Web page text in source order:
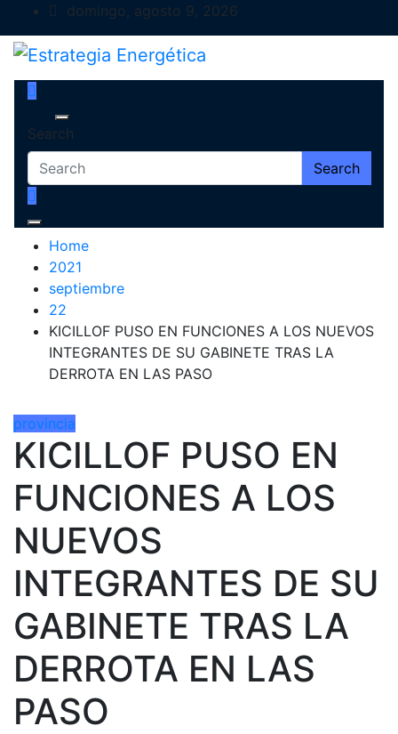
to
content
domingo, agosto 9, 2026
Estrategia Energética
Magazine de Debate
Search
Search
Home
2021
septiembre
22
KICILLOF PUSO EN FUNCIONES A LOS NUEVOS
INTEGRANTES DE SU GABINETE TRAS LA
DERROTA EN LAS PASO
provincia
KICILLOF PUSO EN
FUNCIONES A LOS
NUEVOS
INTEGRANTES DE SU
GABINETE TRAS LA
DERROTA EN LAS
PASO